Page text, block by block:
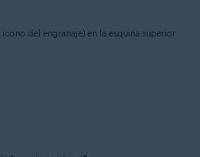
icono del engranaje) en la esquina superior